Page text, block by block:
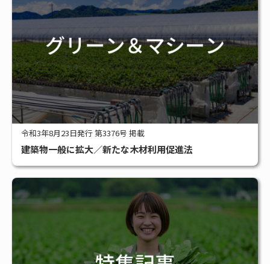
令和3年8月23日発行 第3376号 掲載
建築物一般に拡大／新たな木材利用促進法